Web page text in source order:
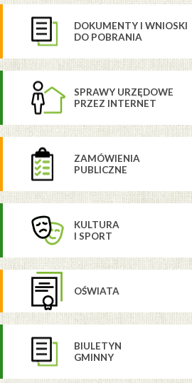
DOKUMENTY I WNIOSKI
DO POBRANIA
SPRAWY URZĘDOWE
PRZEZ INTERNET
ZAMÓWIENIA
PUBLICZNE
KULTURA
I SPORT
OŚWIATA
BIULETYN
GMINNY